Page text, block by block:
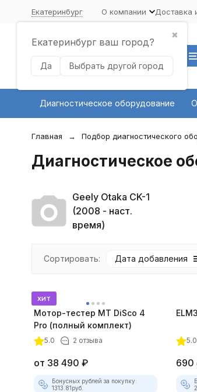
Екатеринбург
✖
Екатеринбург ваш город?
Да Выбрать другой город
О компании Доставка
Диагностическое оборудование
Главная Подбор диагностического
Диагностическое
Geely Otaka CK-1
(2008 - наст.
время)
Сортировать: Дата добавления
хит
Мотор-тестер MT DiSco 4
Pro (полный комплект)
5.0 2 отзыва
от 38 490 ₽
Бонусных рублей за покупку:
1313.81руб.
5.0
690